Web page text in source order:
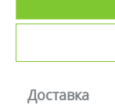
Доставка